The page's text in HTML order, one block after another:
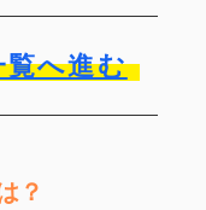
覧へ進む
？